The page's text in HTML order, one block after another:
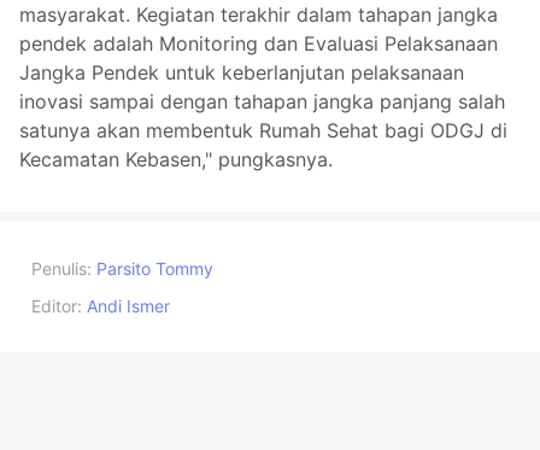
masyarakat. Kegiatan terakhir dalam tahapan jangka
pendek adalah Monitoring dan Evaluasi Pelaksanaan
Jangka Pendek untuk keberlanjutan pelaksanaan
inovasi sampai dengan tahapan jangka panjang salah
satunya akan membentuk Rumah Sehat bagi ODGJ di
Kecamatan Kebasen," pungkasnya.
Penulis: Parsito Tommy
Editor: Andi Ismer